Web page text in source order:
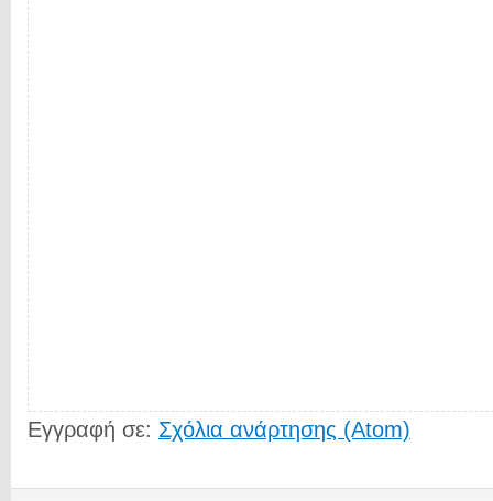
Εγγραφή σε: Σχόλια ανάρτησης (Atom)